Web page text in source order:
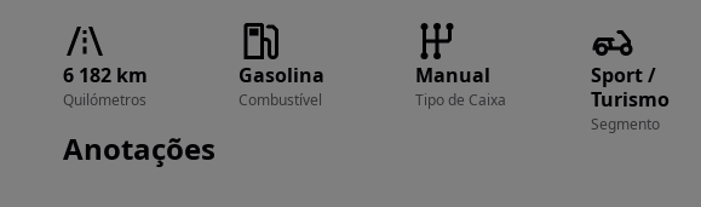
6 182 km
Quilómetros
Gasolina
Combustível
Manual
Tipo de Caixa
Sport /
Turismo
Segmento
Anotações